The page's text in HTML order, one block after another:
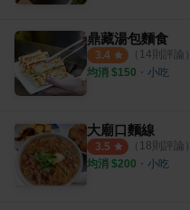
鼎藏湯包麵食
3.4 （ 14則評論）
均消 $150 ・ 小吃
大廟口麵線
3.5 （ 18則評論）
均消 $200 ・ 小吃